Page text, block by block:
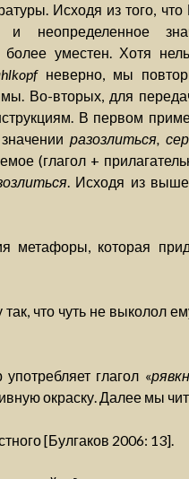
Исходя из того,
и неопределенное
уместен. Хотя
неверно, мы
Во-вторых, для
В первом
разозлиться,
(глагол +
. Исходя из выше
метафоры, которая
так, что чуть не выколол
глагол «
окраску. Далее мы
[Булгаков 2006: 13].